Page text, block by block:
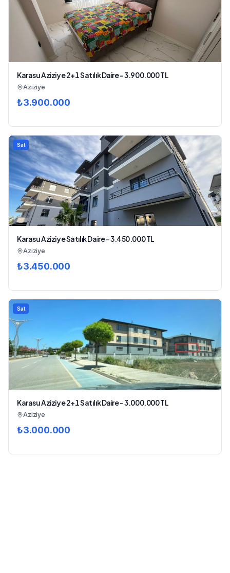
Karasu Aziziye 2+1 Satılık Daire - 3.900.000 TL
Aziziye
₺3.900.000
Sat
Karasu Aziziye Satılık Daire - 3.450.000 TL
Aziziye
₺3.450.000
Sat
Karasu Aziziye 2+1 Satılık Daire - 3.000.000 TL
Aziziye
₺3.000.000